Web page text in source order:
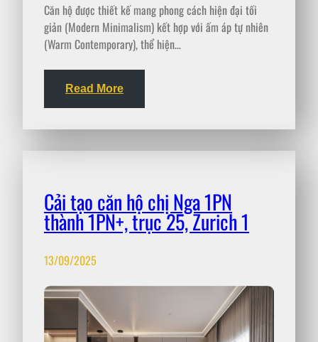
Căn hộ được thiết kế mang phong cách hiện đại tối
giản (Modern Minimalism) kết hợp với ấm áp tự nhiên
(Warm Contemporary), thể hiện…
Read More
Cải tạo căn hộ chị Nga 1PN
thành 1PN+, trục 25, Zurich 1
13/09/2025